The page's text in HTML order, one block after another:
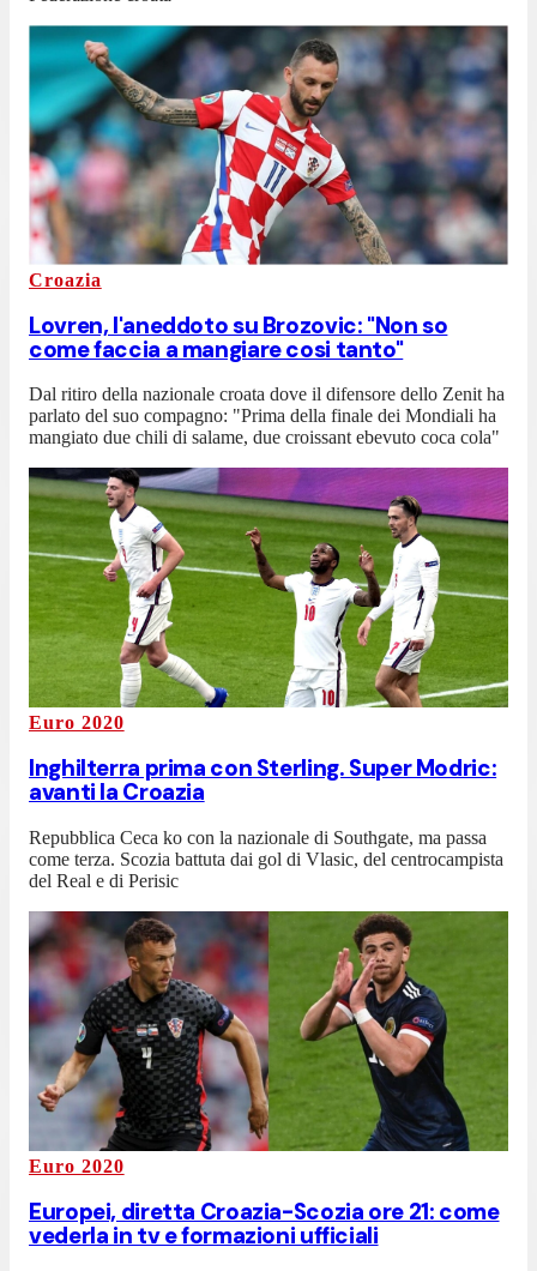
Croazia
Lovren, l'aneddoto su Brozovic: "Non so
come faccia a mangiare cosi tanto"
Dal ritiro della nazionale croata dove il difensore dello Zenit ha
parlato del suo compagno: "Prima della finale dei Mondiali ha
mangiato due chili di salame, due croissant ebevuto coca cola"
Euro 2020
Inghilterra prima con Sterling. Super Modric:
avanti la Croazia
Repubblica Ceca ko con la nazionale di Southgate, ma passa
come terza. Scozia battuta dai gol di Vlasic, del centrocampista
del Real e di Perisic
Euro 2020
Europei, diretta Croazia-Scozia ore 21: come
vederla in tv e formazioni ufficiali